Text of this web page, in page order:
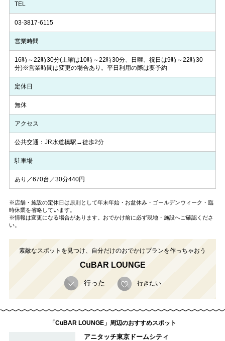
TEL
03-3817-6115
営業時間
16時～22時30分(土曜は10時～22時30分、日曜、祝日は9時～22時30
分)※営業時間は変更の場合あり。平日利用の際は要予約
定休日
無休
アクセス
公共交通：JR水道橋駅→徒歩2分
駐車場
あり／670台／30分440円
※店舗・施設の定休日は原則として年末年始・お盆休み・ゴールデンウィーク・臨
時休業を省略しています。
※情報は変更になる場合があります。おでかけ前に必ず現地・施設へご確認くださ
い。
素敵なスポットを見つけ、自分だけのおでかけプランを作っちゃおう
CuBAR LOUNGE
行った 行きたい
「CuBAR LOUNGE」周辺のおすすめスポット
アニタッチ東京ドームシティ